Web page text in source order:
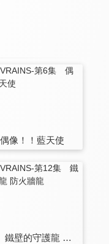
像！！藍天使
第12集 鐵壁的守護龍 防火牆龍